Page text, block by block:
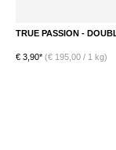
TRUE PASSION -
€ 3,90* (€ 195,00 / 1 kg)